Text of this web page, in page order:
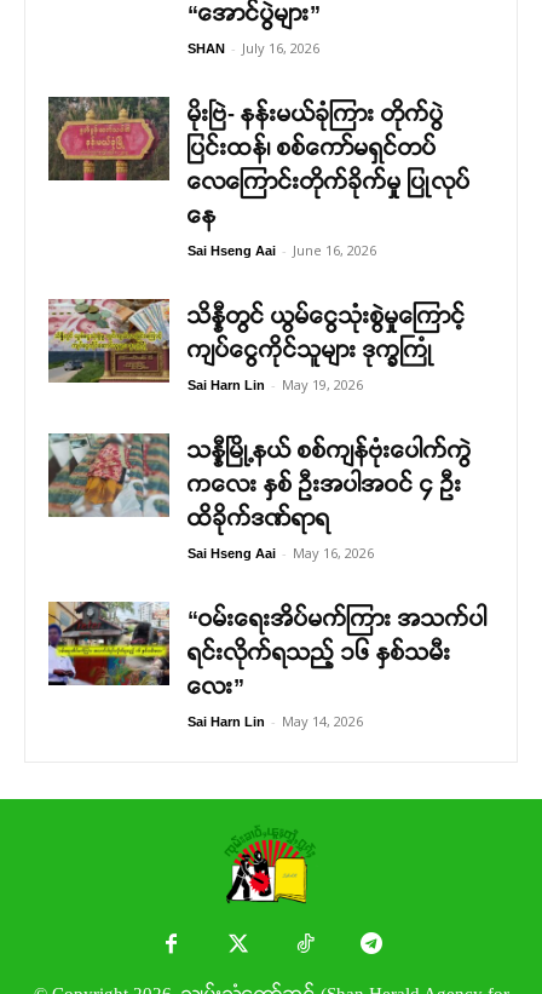
“အောင်ပွဲများ”
SHAN - July 16, 2026
မိုးဗြဲ- နန်းမယ်ခုံကြား တိုက်ပွဲ
ပြင်းထန်၊ စစ်ကော်မရှင်တပ်
လေကြောင်းတိုက်ခိုက်မှု ပြုလုပ်
နေ
Sai Hseng Aai - June 16, 2026
သိန္နီတွင် ယွမ်ငွေသုံးစွဲမှုကြောင့်
ကျပ်ငွေကိုင်သူများ ဒုက္ခကြုံ
Sai Harn Lin - May 19, 2026
သန္နီမြို့နယ် စစ်ကျန်ဗုံးပေါက်ကွဲ
ကလေး နှစ် ဦးအပါအဝင် ၄ ဦး
ထိခိုက်ဒဏ်ရာရ
Sai Hseng Aai - May 16, 2026
“ဝမ်းရေးအိပ်မက်ကြား အသက်ပါ
ရင်းလိုက်ရသည့် ၁၆ နှစ်သမီး
လေး”
Sai Harn Lin - May 14, 2026